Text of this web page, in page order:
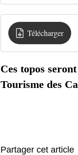
Télécharger
Ces topos
Tourisme des
Partager cet article